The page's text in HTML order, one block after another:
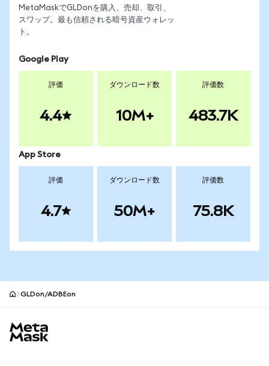
MetaMaskでGLDonを購入、売却、取引、
スワップ。最も信頼される暗号資産ウォレッ
ト。
Google Play
評価
4.4
ダウンロード数
10M+
評価数
483.7K
App Store
評価
4.7
ダウンロード数
50M+
評価数
75.8K
GLDon/ADBEon